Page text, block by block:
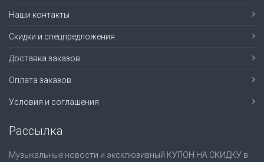
Наши контакты
Скидки и спецпредложения
Доставка заказов
Оплата заказов
Условия и соглашения
Рассылка
Музыкальные новости и эксклюзивный КУПОН НА СКИДКУ в